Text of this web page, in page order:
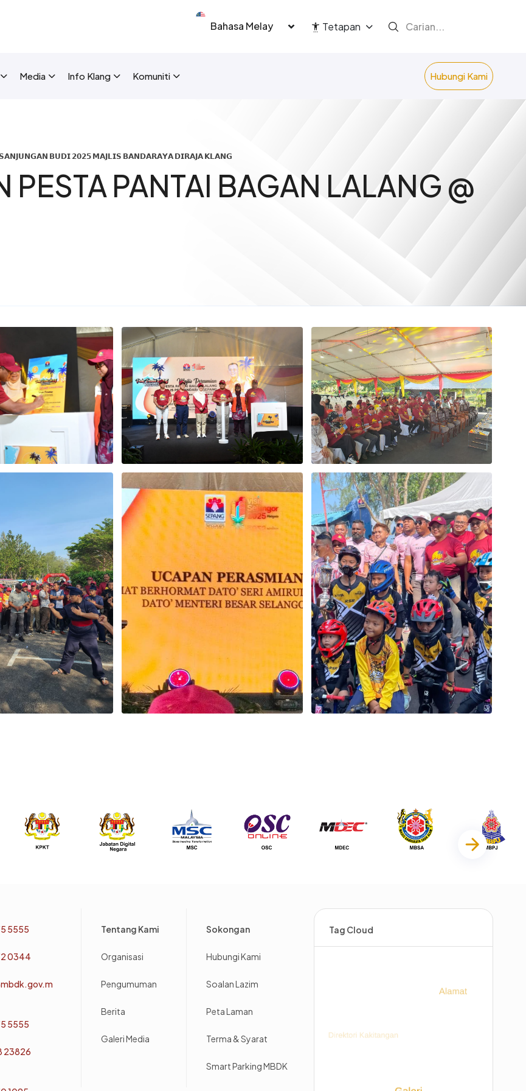
Select your language Tetapan
Layout]
Media Info Klang Komuniti Hubungi Kami
𝗕𝗨𝗗𝗜 𝟮𝟬𝟮𝟱 𝗠𝗔𝗝𝗟𝗜𝗦 𝗕𝗔𝗡𝗗𝗔𝗥𝗔𝗬𝗔 𝗗𝗜𝗥𝗔𝗝𝗔 𝗞𝗟𝗔𝗡𝗚
PESTA PANTAI BAGAN LALANG @
5555
0344
5555
23826
Tentang Kami
Organisasi
Pengumuman
Berita
Galeri Media
Sokongan
Hubungi Kami
Soalan Lazim
Peta Laman
Terma & Syarat
Smart Parking MBDK
Tag Cloud